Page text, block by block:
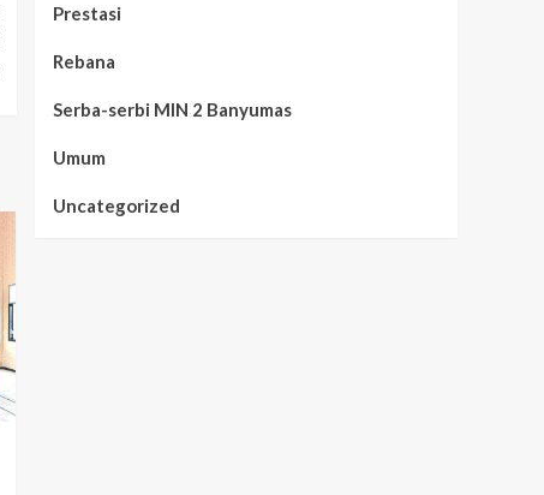
Prestasi
Rebana
Serba-serbi MIN 2 Banyumas
Umum
Uncategorized